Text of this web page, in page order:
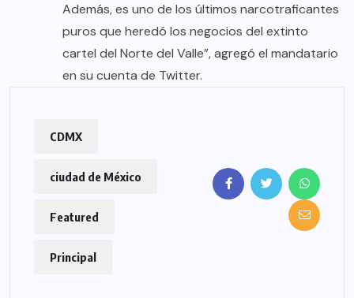
Además, es uno de los últimos narcotraficantes
puros que heredó los negocios del extinto
cartel del Norte del Valle”, agregó el mandatario
en su cuenta de Twitter.
CDMX
ciudad de México
Featured
Principal